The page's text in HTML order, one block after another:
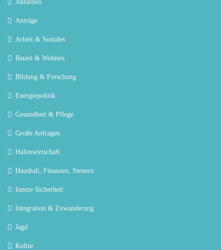
Aktuelles
Anträge
Arbeit & Soziales
Bauen & Wohnen
Bildung & Forschung
Energiepolitik
Gesundheit & Pflege
Große Anfragen
Hafenwirtschaft
Haushalt, Finanzen, Steuern
Innere Sicherheit
Integration & Zuwanderung
Jagd
Kultur